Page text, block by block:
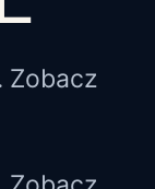
Zobacz